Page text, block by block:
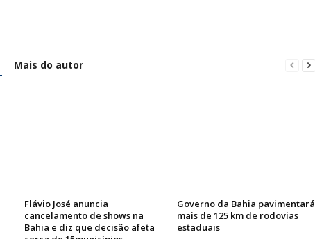
Mais do autor
Flávio José anuncia
cancelamento de shows na
Bahia e diz que decisão afeta
Governo da Bahia pavimentará
mais de 125 km de rodovias
estaduais